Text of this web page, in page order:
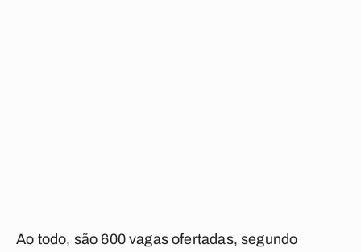
Ao todo, são 600 vagas ofertadas, segundo